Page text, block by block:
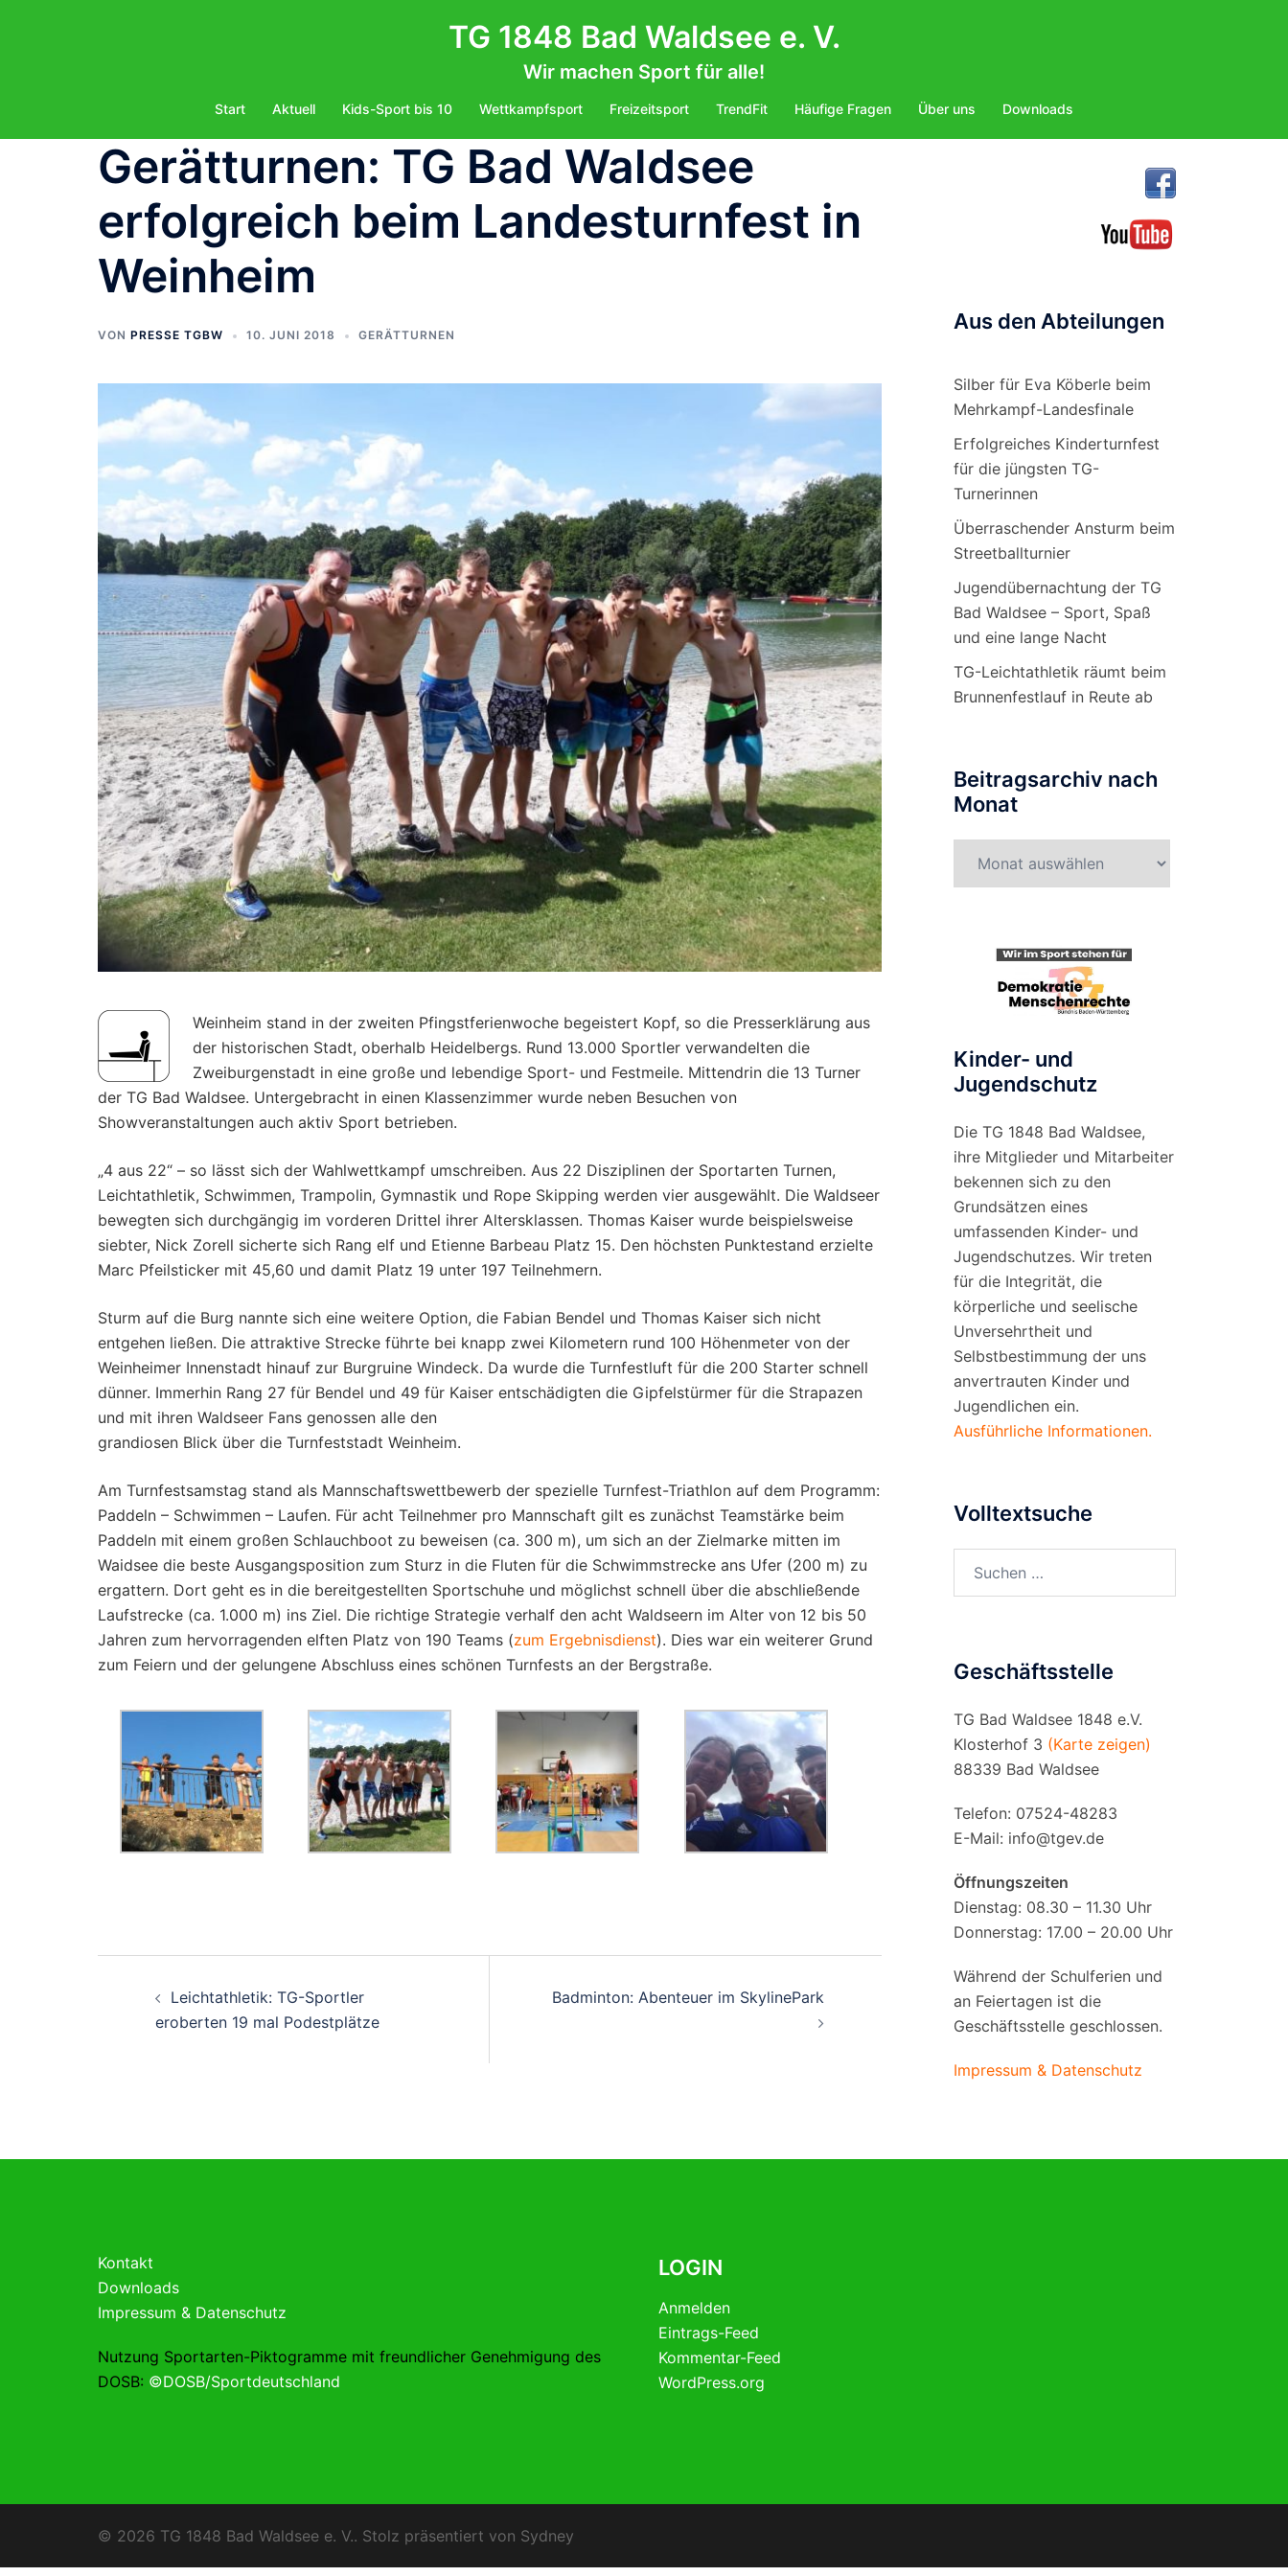
TG 1848 Bad Waldsee e. V.
Wir machen Sport für alle!
Start Aktuell Kids-Sport bis 10 Wettkampfsport Freizeitsport TrendFit Häufige Fragen Über uns Downloads
Gerätturnen: TG Bad Waldsee
erfolgreich beim Landesturnfest in
Weinheim
VON PRESSE TGBW 10. JUNI 2018 GERÄTTURNEN
Weinheim stand in der zweiten Pfingstferienwoche begeistert Kopf, so die Presserklärung aus
der historischen Stadt, oberhalb Heidelbergs. Rund 13.000 Sportler verwandelten die
Zweiburgenstadt in eine große und lebendige Sport- und Festmeile. Mittendrin die 13 Turner
der TG Bad Waldsee. Untergebracht in einen Klassenzimmer wurde neben Besuchen von
Showveranstaltungen auch aktiv Sport betrieben.
„4 aus 22“ – so lässt sich der Wahlwettkampf umschreiben. Aus 22 Disziplinen der Sportarten Turnen,
Leichtathletik, Schwimmen, Trampolin, Gymnastik und Rope Skipping werden vier ausgewählt. Die Waldseer
bewegten sich durchgängig im vorderen Drittel ihrer Altersklassen. Thomas Kaiser wurde beispielsweise
siebter, Nick Zorell sicherte sich Rang elf und Etienne Barbeau Platz 15. Den höchsten Punktestand erzielte
Marc Pfeilsticker mit 45,60 und damit Platz 19 unter 197 Teilnehmern.
Sturm auf die Burg nannte sich eine weitere Option, die Fabian Bendel und Thomas Kaiser sich nicht
entgehen ließen. Die attraktive Strecke führte bei knapp zwei Kilometern rund 100 Höhenmeter von der
Weinheimer Innenstadt hinauf zur Burgruine Windeck. Da wurde die Turnfestluft für die 200 Starter schnell
dünner. Immerhin Rang 27 für Bendel und 49 für Kaiser entschädigten die Gipfelstürmer für die Strapazen
und mit ihren Waldseer Fans genossen alle den
grandiosen Blick über die Turnfeststadt Weinheim.
Am Turnfestsamstag stand als Mannschaftswettbewerb der spezielle Turnfest-Triathlon auf dem Programm:
Paddeln – Schwimmen – Laufen. Für acht Teilnehmer pro Mannschaft gilt es zunächst Teamstärke beim
Paddeln mit einem großen Schlauchboot zu beweisen (ca. 300 m), um sich an der Zielmarke mitten im
Waidsee die beste Ausgangsposition zum Sturz in die Fluten für die Schwimmstrecke ans Ufer (200 m) zu
ergattern. Dort geht es in die bereitgestellten Sportschuhe und möglichst schnell über die abschließende
Laufstrecke (ca. 1.000 m) ins Ziel. Die richtige Strategie verhalf den acht Waldseern im Alter von 12 bis 50
Jahren zum hervorragenden elften Platz von 190 Teams (zum Ergebnisdienst). Dies war ein weiterer Grund
zum Feiern und der gelungene Abschluss eines schönen Turnfests an der Bergstraße.
Leichtathletik: TG-Sportler
eroberten 19 mal Podestplätze
Badminton: Abenteuer im SkylinePark
Aus den Abteilungen
Silber für Eva Köberle beim
Mehrkampf-Landesfinale
Erfolgreiches Kinderturnfest
für die jüngsten TG-
Turnerinnen
Überraschender Ansturm beim
Streetballturnier
Jugendübernachtung der TG
Bad Waldsee – Sport, Spaß
und eine lange Nacht
TG-Leichtathletik räumt beim
Brunnenfestlauf in Reute ab
Beitragsarchiv nach
Monat
nach
Kinder- und
Jugendschutz
Die TG 1848 Bad Waldsee,
ihre Mitglieder und Mitarbeiter
bekennen sich zu den
Grundsätzen eines
umfassenden Kinder- und
Jugendschutzes. Wir treten
für die Integrität, die
körperliche und seelische
Unversehrtheit und
Selbstbestimmung der uns
anvertrauten Kinder und
Jugendlichen ein.
Ausführliche Informationen.
Volltextsuche
nach:
Geschäftsstelle
TG Bad Waldsee 1848 e.V.
Klosterhof 3 (Karte zeigen)
88339 Bad Waldsee
Telefon: 07524-48283
E-Mail: info@tgev.de
Öffnungszeiten
Dienstag: 08.30 – 11.30 Uhr
Donnerstag: 17.00 – 20.00 Uhr
Während der Schulferien und
an Feiertagen ist die
Geschäftsstelle geschlossen.
Impressum & Datenschutz
Kontakt
Downloads
Impressum & Datenschutz
Nutzung Sportarten-Piktogramme mit freundlicher Genehmigung des
DOSB: ©DOSB/Sportdeutschland
LOGIN
Anmelden
Eintrags-Feed
Kommentar-Feed
WordPress.org
© 2026 TG 1848 Bad Waldsee e. V.. Stolz präsentiert von Sydney